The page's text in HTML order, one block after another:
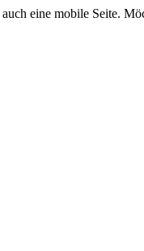
eine mobile Seite.